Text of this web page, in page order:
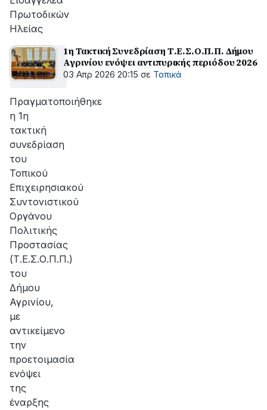
Πρωτοδικών
Ηλείας
1η Τακτική Συνεδρίαση Τ.Ε.Σ.Ο.Π.Π. Δήμου
Αγρινίου ενόψει αντιπυρικής περιόδου 2026
03 Απρ 2026 20:15 σε Τοπικά
Πραγματοποιήθηκε
η 1η
τακτική
συνεδρίαση
του
Τοπικού
Επιχειρησιακού
Συντονιστικού
Οργάνου
Πολιτικής
Προστασίας
(Τ.Ε.Σ.Ο.Π.Π.)
του
Δήμου
Αγρινίου,
με
αντικείμενο
την
προετοιμασία
ενόψει
της
έναρξης